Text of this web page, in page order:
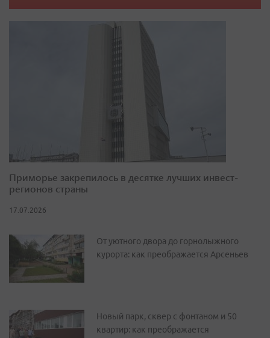
Приморье закрепилось в десятке лучших инвест-
регионов страны
17.07.2026
От уютного двора до горнолыжного
курорта: как преображается Арсеньев
Новый парк, сквер с фонтаном и 50
квартир: как преображается